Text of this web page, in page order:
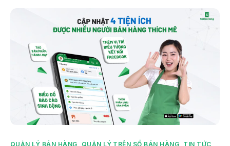
QUẢN LÝ BÁN HÀNG, QUẢN LÝ TRÊN SỔ BÁN HÀNG, TIN TỨC,